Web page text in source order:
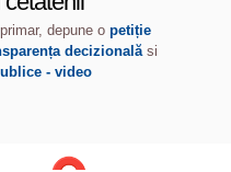
depune o petiție
decizionalăsi
- video